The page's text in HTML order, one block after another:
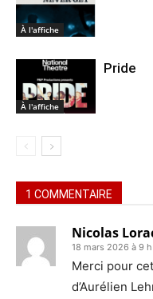
À l'affiche
À l'affiche
Pride
1 COMMENTAIRE
Nicolas
18 mars 2026 à 9
Merci pour
d’Aurélien